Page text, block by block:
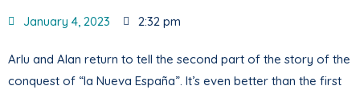
January 4, 2023 2:32 pm
Arlu and Alan return to tell the second part of the story of the
conquest of “la Nueva España”. It’s even better than the first